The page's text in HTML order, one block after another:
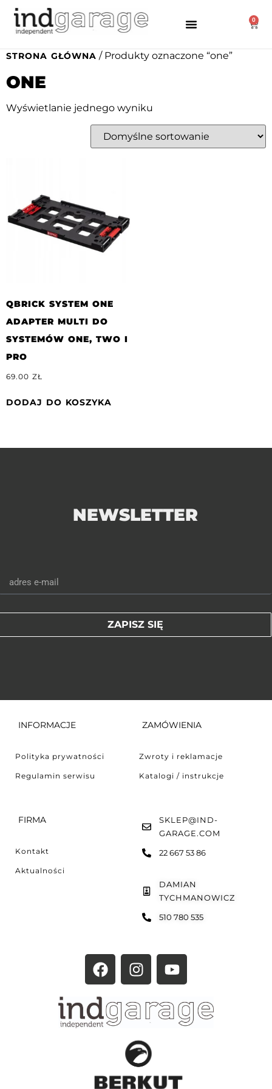
0
STRONA GŁÓWNA / Produkty oznaczone “one”
ONE
Wyświetlanie jednego wyniku
QBRICK SYSTEM ONE
ADAPTER MULTI DO
SYSTEMÓW ONE, TWO I
PRO
69.00 ZŁ
DODAJ DO KOSZYKA
NEWSLETTER
ZAPISZ SIĘ
INFORMACJE
Polityka prywatności
Regulamin serwisu
ZAMÓWIENIA
Zwroty i reklamacje
Katalogi / instrukcje
FIRMA
Kontakt
Aktualności
SKLEP@IND-
GARAGE.COM
22 667 53 86
DAMIAN
TYCHMANOWICZ
510 780 535